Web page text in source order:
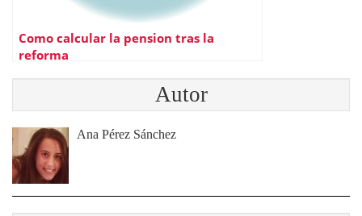
Como calcular la pension tras la
reforma
Autor
Ana Pérez Sánchez